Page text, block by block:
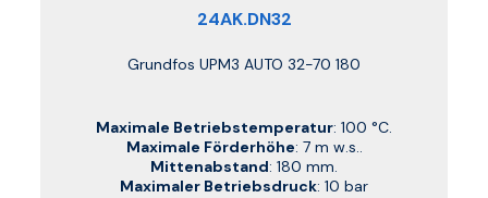
24AK.DN32
Grundfos UPM3 AUTO 32-70 180
Maximale Betriebstemperatur: 100 °C.
Maximale Förderhöhe: 7 m w.s..
Mittenabstand: 180 mm.
Maximaler Betriebsdruck: 10 bar